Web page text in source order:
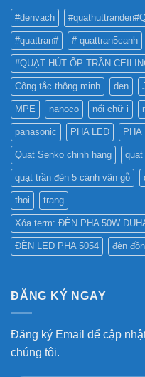
?
#denvach
#quattran# # quattran5canh
#QUẠT HÚT ỐP TRẦN
Công tắc thông minh den
MPE nanoco nối chữ i
panasonic PHA LED PHA
Quạt Senko chinh hang quạt
quạt trần đèn 5 cánh vân gỗ
thoi trang
Xóa term: ĐÈN PHA 50W
ĐÈN LED PHA 5054 đèn
ĐĂNG KÝ NGAY
Đăng ký Email để cập
chúng tôi.